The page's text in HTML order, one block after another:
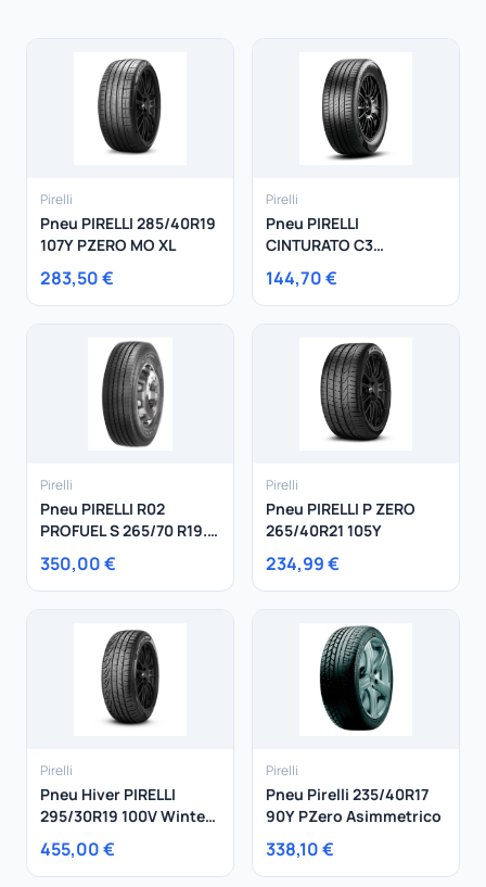
Pirelli
Pneu PIRELLI 285/40R19
107Y PZERO MO XL
283,50 €
Pirelli
Pneu PIRELLI
CINTURATO C3
144,70 €
Pirelli
Pneu PIRELLI R02
PROFUEL S 265/70 R19.5
350,00 €
Pirelli
Pneu PIRELLI P ZERO
265/40R21 105Y
234,99 €
Pirelli
Pneu Hiver PIRELLI
295/30R19 100V Winter
Ferrari XL
455,00 €
Pirelli
Pneu Pirelli 235/40R17
90Y PZero Asimmetrico
338,10 €